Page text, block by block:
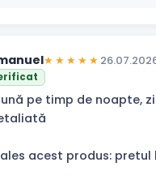
★★★★★
pe timp de noapte,
acest produs: pretul